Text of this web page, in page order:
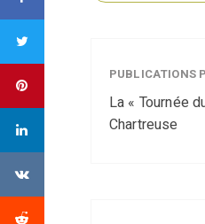
PUBLICATIONS
La « Tournée
Chartreuse